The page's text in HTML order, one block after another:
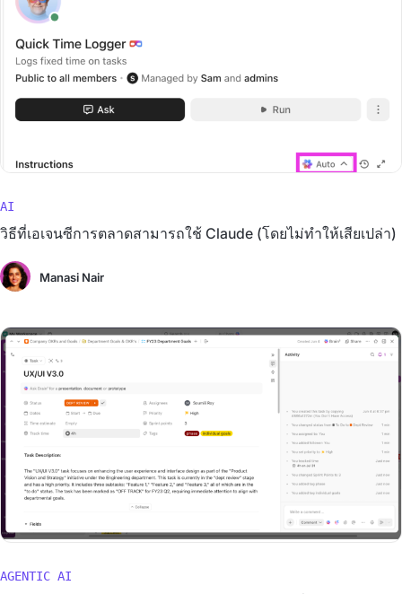
AI
วิธีที่เอเจนซีการตลาดสามารถใช้ Claude (โดยไม่ทำให้เสียเปล่า)
Manasi Nair
AGENTIC AI